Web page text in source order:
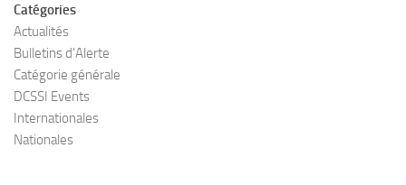
Catégories
Actualités
Bulletins d'Alerte
Catégorie générale
DCSSI Events
Internationales
Nationales